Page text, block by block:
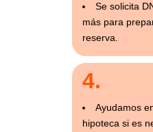
Se solicita
más para
reserva.
4.
Ayudamos
hipoteca si es